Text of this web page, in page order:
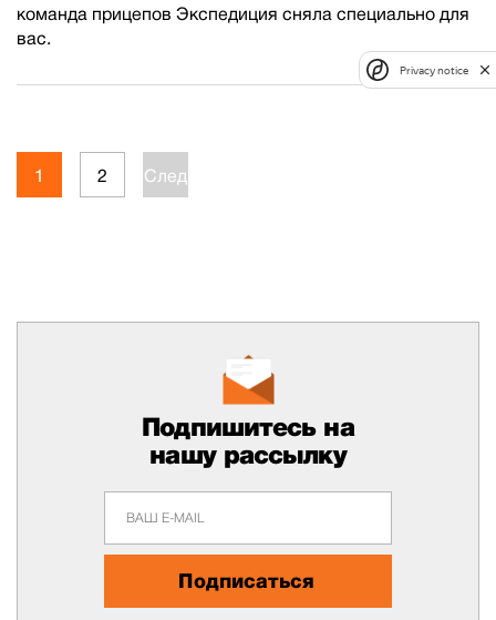
команда прицепов Экспедиция сняла специально для
вас.
1 2 След.
Подпишитесь на
нашу рассылку
Подписаться
Privacy notice